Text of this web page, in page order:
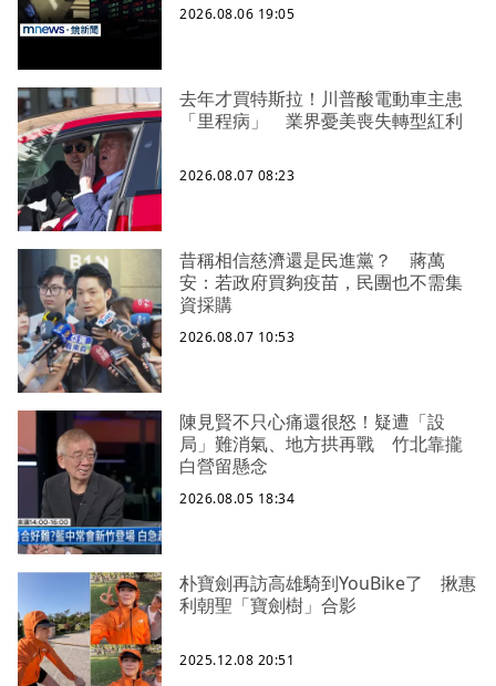
2026.08.06 19:05
去年才買特斯拉！川普酸電動車主患
「里程病」 業界憂美喪失轉型紅利
2026.08.07 08:23
昔稱相信慈濟還是民進黨？ 蔣萬
安：若政府買夠疫苗，民團也不需集
資採購
2026.08.07 10:53
陳見賢不只心痛還很怒！疑遭「設
局」難消氣、地方拱再戰 竹北靠攏
白營留懸念
2026.08.05 18:34
朴寶劍再訪高雄騎到YouBike了 揪惠
利朝聖「寶劍樹」合影
2025.12.08 20:51